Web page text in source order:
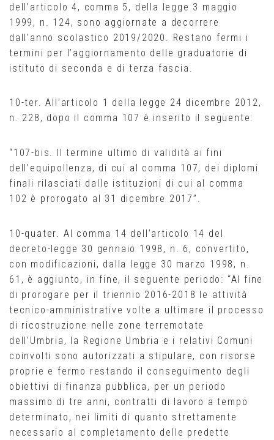
dell’articolo 4, comma 5, della legge 3 maggio
1999, n. 124, sono aggiornate a decorrere
dall’anno scolastico 2019/2020. Restano fermi i
termini per l’aggiornamento delle graduatorie di
istituto di seconda e di terza fascia.
10-ter. All’articolo 1 della legge 24 dicembre 2012,
n. 228, dopo il comma 107 è inserito il seguente:
“107-bis. Il termine ultimo di validità ai fini
dell’equipollenza, di cui al comma 107, dei diplomi
finali rilasciati dalle istituzioni di cui al comma
102 è prorogato al 31 dicembre 2017”.
10-quater. Al comma 14 dell’articolo 14 del
decreto-legge 30 gennaio 1998, n. 6, convertito,
con modificazioni, dalla legge 30 marzo 1998, n.
61, è aggiunto, in fine, il seguente periodo: “Al fine
di prorogare per il triennio 2016-2018 le attività
tecnico-amministrative volte a ultimare il processo
di ricostruzione nelle zone terremotate
dell’Umbria, la Regione Umbria e i relativi Comuni
coinvolti sono autorizzati a stipulare, con risorse
proprie e fermo restando il conseguimento degli
obiettivi di finanza pubblica, per un periodo
massimo di tre anni, contratti di lavoro a tempo
determinato, nei limiti di quanto strettamente
necessario al completamento delle predette